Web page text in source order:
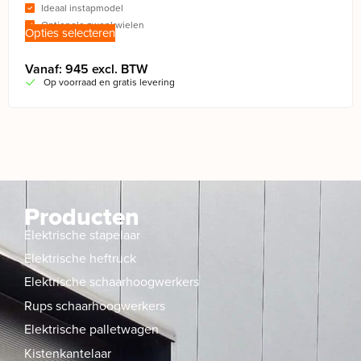
Ideaal instapmodel
Optionele zwenkwielen
Opties selecteren
Vanaf: 945 excl. BTW
Op voorraad en gratis levering
Producten
Elektrische stapelaar
Elektrische heftruck
Elektrische schaarhoogwerkers
Rups schaarhoogwerkers
Elektrische palletwagen
Kistenkantelaar